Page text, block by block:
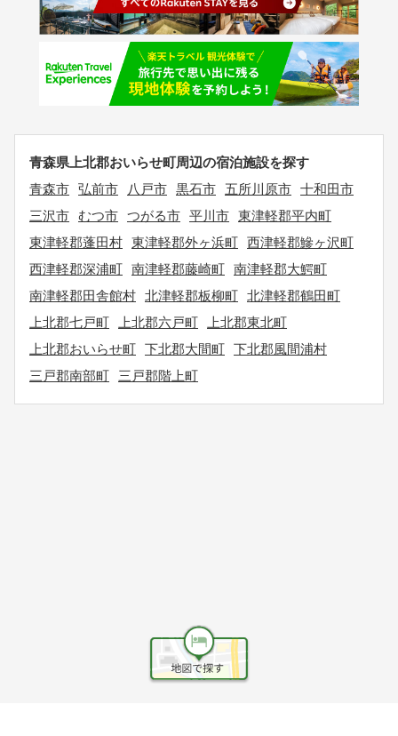
青森県上北郡おいらせ町周辺の宿泊施設を探す
青森市 弘前市 八戸市 黒石市 五所川原市 十和田市
三沢市 むつ市 つがる市 平川市 東津軽郡平内町
東津軽郡蓬田村 東津軽郡外ヶ浜町 西津軽郡鰺ヶ沢町
西津軽郡深浦町 南津軽郡藤崎町 南津軽郡大鰐町
南津軽郡田舎館村 北津軽郡板柳町 北津軽郡鶴田町
上北郡七戸町
上北郡六戸町
上北郡東北町
上北郡おいらせ町 下北郡大間町 下北郡風間浦村
三戸郡南部町
三戸郡階上町